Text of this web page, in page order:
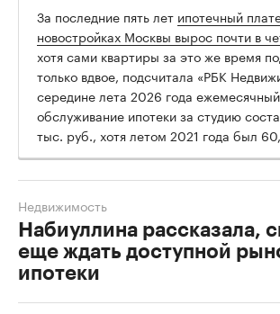
За последние пять лет ипотечный
новостройках Москвы вырос почти в
хотя сами квартиры за это же время
только вдвое, подсчитала «РБК
середине лета 2026 года
обслуживание ипотеки за студию
тыс. руб., хотя летом 2021 года был
Набиуллина рассказала,
еще ждать доступной
ипотеки
Недвижимость